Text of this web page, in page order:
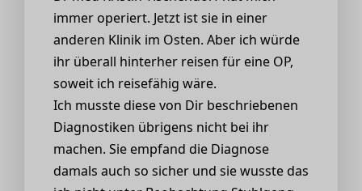
immer operiert. Jetzt ist sie in einer
anderen Klinik im Osten. Aber ich würde
ihr überall hinterher reisen für eine OP,
soweit ich reisefähig wäre.
Ich musste diese von Dir beschriebenen
Diagnostiken übrigens nicht bei ihr
machen. Sie empfand die Diagnose
damals auch so sicher und sie wusste das